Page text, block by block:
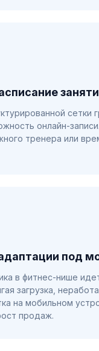
сетки
онлайн-
тренера или
под
в фитнес-нише
загрузка,
на мобильном
продаж.